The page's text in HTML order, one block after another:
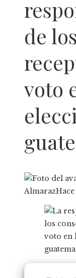
de
voto
Almaraz